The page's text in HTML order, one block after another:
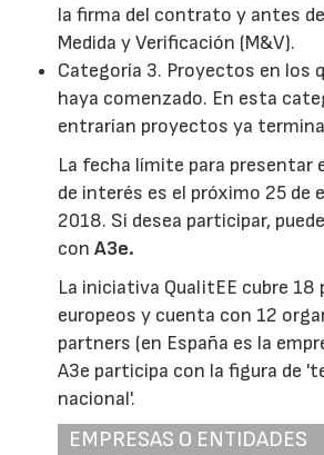
la firma del contrato y antes
Medida y Verificación (M&V).
Categoría 3. Proyectos en los
haya comenzado. En esta
entrarían proyectos ya
La fecha límite para presentar
de interés es el próximo 25 de
2018. Si desea participar,
conA3e.
La iniciativa QualitEE cubre 18
europeos y cuenta con 12
partners (en España es la
A3e participa con la figura de
nacional'.
EMPRESAS O ENTIDADES